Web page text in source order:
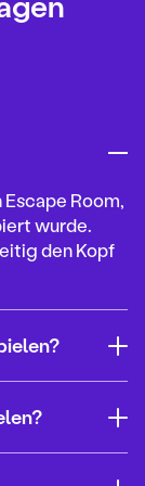
Escape Room,
wurde.
den Kopf